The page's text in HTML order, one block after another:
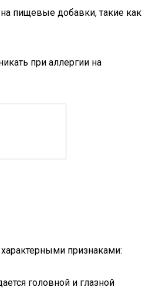
пищевые добавки, такие как
при аллергии на
признаками:
головной и глазной